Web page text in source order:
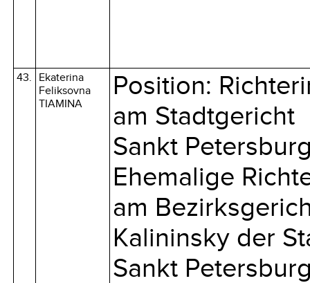
43.
Ekaterina
Feliksovna
TIAMINA
Position:
am Stadtgericht
Sankt
Ehemalige
am
Kalininsky der
Sankt